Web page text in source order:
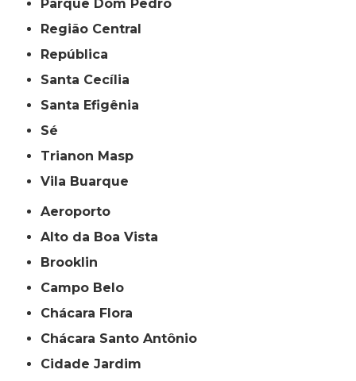
Parque Dom Pedro
Região Central
República
Santa Cecília
Santa Efigênia
Sé
Trianon Masp
Vila Buarque
Aeroporto
Alto da Boa Vista
Brooklin
Campo Belo
Chácara Flora
Chácara Santo Antônio
Cidade Jardim